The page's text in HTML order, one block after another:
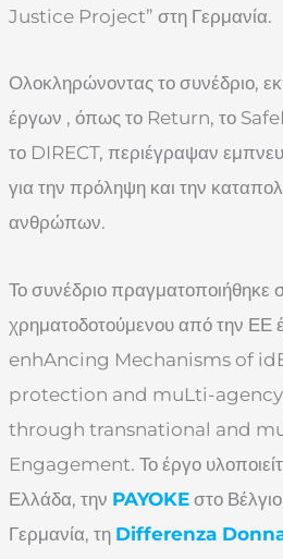
Justice Project” στη Γερμανία.
Ολοκληρώνοντας το συνέδριο,
έργων , όπως το Return, το
το DIRECT, περιέγραψαν
για την πρόληψη και την
ανθρώπων.
Το συνέδριο πραγματοποιήθηκε
χρηματοδοτούμενου από την ΕΕ
enhAncing Mechanisms of
protection and muLti-
through transnational and
Engagement. Το έργο
Ελλάδα, την PAYOKE στο
Γερμανία, τη Differenza